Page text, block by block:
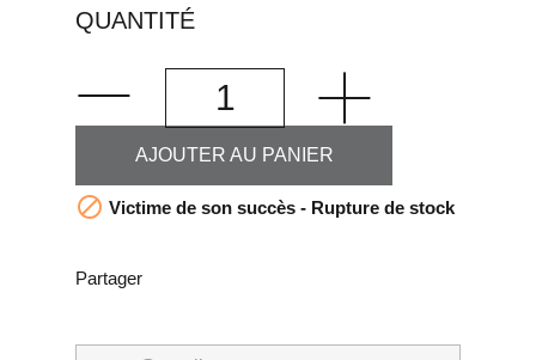
QUANTITÉ
AJOUTER AU PANIER
 Victime de son succès - Rupture de stock
Partager